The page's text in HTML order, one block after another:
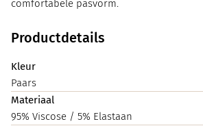
comfortabele pasvorm.
Productdetails
Kleur
Paars
Materiaal
95% Viscose / 5% Elastaan